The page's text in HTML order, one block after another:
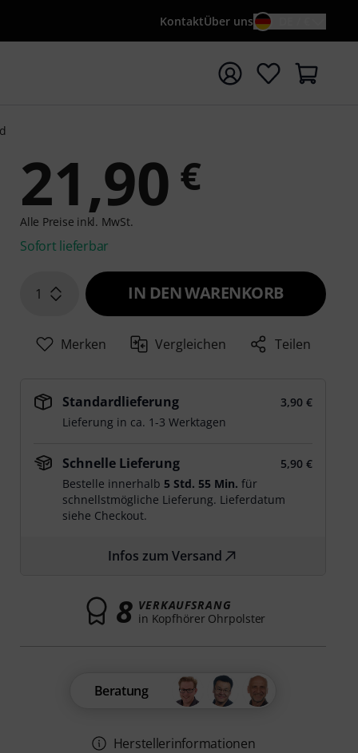
KontaktÜber uns
mit Suchwort {searchTerm} starten
21,90 €
Alle Preise inkl. MwSt.
Sofort lieferbar
1 IN DEN WARENKORB
Merken Vergleichen Teilen
Standardlieferung
3,90 €
Lieferung in ca. 1-3 Werktagen
Schnelle Lieferung
5,90 €
Bestelle innerhalb 5 Std. 55 Min. für
schnellstmögliche Lieferung. Lieferdatum
siehe Checkout.
Infos zum Versand
8 VERKAUFSRANG
in Kopfhörer Ohrpolster
Beratung
Herstellerinformationen